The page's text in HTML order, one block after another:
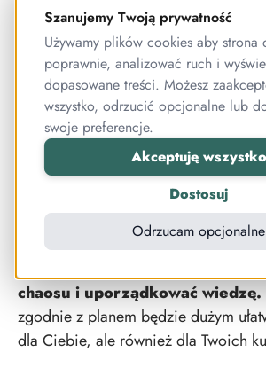
uzupełniać temat– aby
mógł zgłębić temat, który
w materiałach dodatkowych
do ciekawego artykułu, wstawić
krótkiego szkolenia, dołączyć e-
Zrób pierwszy krok
Podobnie jak tradycyjne szkolenia,
zdalne, muszą odbywać się według
chaosu i uporządkować wiedzę.
zgodnie z planem będzie dużym
dla Ciebie, ale również dla Twoich
Szanujemy Twoją prywatność
Używamy plików cookies aby strona
poprawnie, analizować ruch i
dopasowane treści. Możesz
wszystko, odrzucić opcjonalne lub
swoje preferencje.
Akceptuję wszystko
Dostosuj
Odrzucam opcjonalne